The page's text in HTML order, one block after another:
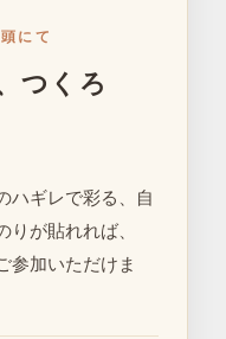
にて
つくろ
ハギレで彩る、自
が貼れれば、
参加いただけま